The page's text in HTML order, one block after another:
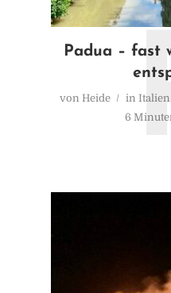
0D080244-
20. Oktober
Padua – fast
von Heide in Italien
6